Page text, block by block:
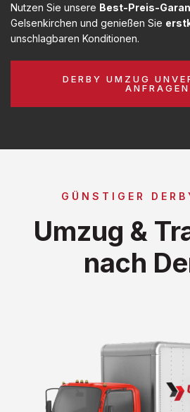
Nutzen Sie unsere Best-Preis-
Gelsenkirchen und genießen Sie
unschlagbaren Konditionen.
DERBY UMZUG
ANFRAGEN
GÜNSTIGER
Umzug &
nach